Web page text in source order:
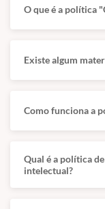
decisão
Não realizar
Fale com a
suporte comercial.
O que é a política
Existe algum
Como funciona a
Qual é a política
intelectual?